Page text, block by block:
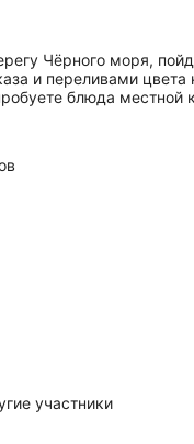
Чёрного моря,
и переливами
блюда местной
участники